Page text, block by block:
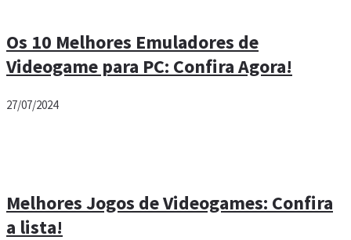
Os 10 Melhores Emuladores de
Videogame para PC: Confira Agora!
27/07/2024
Melhores Jogos de Videogames: Confira
a lista!